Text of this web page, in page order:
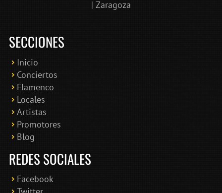
| Zaragoza
SECCIONES
Inicio
Conciertos
Flamenco
Locales
Artistas
Promotores
Blog
REDES SOCIALES
Facebook